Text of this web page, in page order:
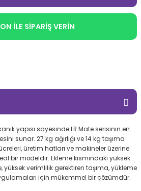
Scara Robotlar
Scara Robotlar
İLE SİPARİŞ VERİN
yapısı sayesinde LR Mate serisinin en
sunar. 27 kg ağırlığı ve 14 kg taşıma
üretim hatları ve makineler üzerine
bir modeldir. Ekleme kısmındaki yüksek
verimlilik gerektiren taşıma, yükleme
için mükemmel bir çözümdür.